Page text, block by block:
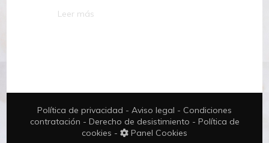
Leer más
Política de privacidad - Aviso legal - Condiciones
contratación - Derecho de desistimiento - Política de
cookies - Panel Cookies